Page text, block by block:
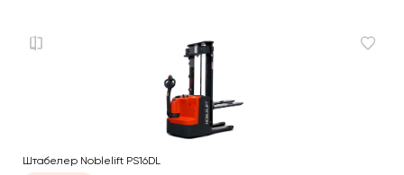
Штабелер Noblelift PS16DL